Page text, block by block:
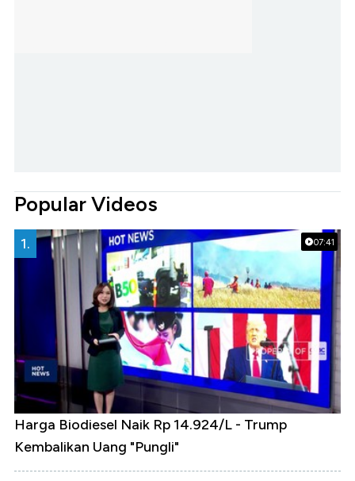
Popular Videos
07:41
1.
Harga Biodiesel Naik Rp 14.924/L - Trump
Kembalikan Uang "Pungli"